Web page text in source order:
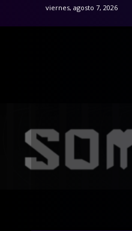
viernes, agosto 7, 2026